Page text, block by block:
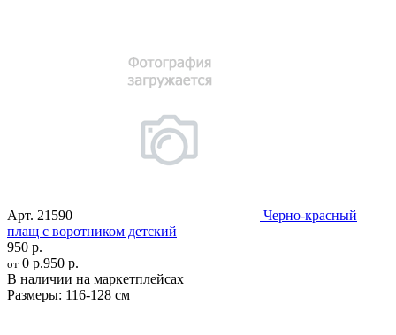
Арт. 21590
Черно-красный
плащ с воротником детский
950 р.
от 0 р.950 р.
В наличии на маркетплейсах
Размеры: 116-128 см